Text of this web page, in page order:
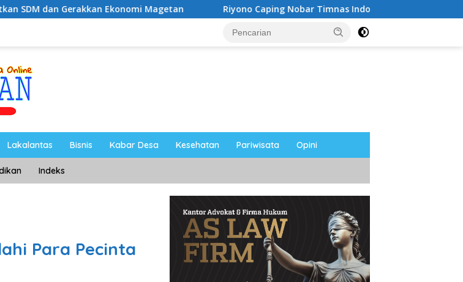
Magetan Riyono Caping Nobar Timnas Indonesia Bersama Media Magetan, Tetap
Lakalantas Bisnis Kabar Desa Kesehatan Pariwisata Opini
Indeks
Para Pecinta